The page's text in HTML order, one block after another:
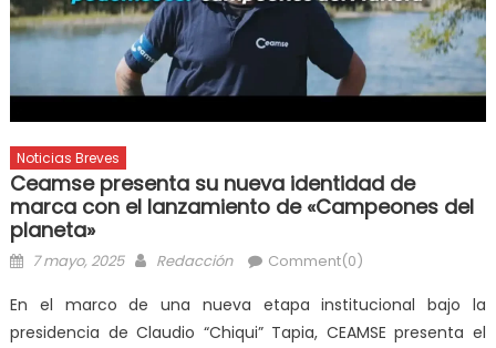
Noticias Breves
Ceamse presenta su nueva identidad de
marca con el lanzamiento de «Campeones del
planeta»
7 mayo, 2025 Redacción Comment(0)
En el marco de una nueva etapa institucional bajo la
presidencia de Claudio “Chiqui” Tapia, CEAMSE presenta el